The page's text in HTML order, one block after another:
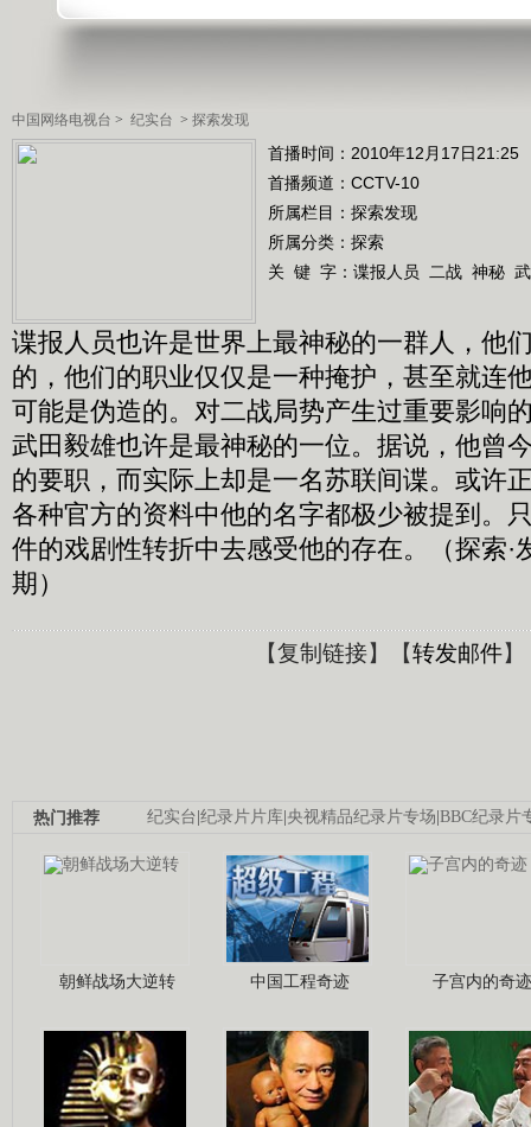
中国网络电视台 > 纪实台 > 探索发现
首播时间：2010年12月17日21:25
首播频道： CCTV-10
所属栏目： 探索发现
所属分类：探索
关 键 字： 谍报人员 二战 神秘
谍报人员也许是世界上最神秘的一群人，他
的，他们的职业仅仅是一种掩护，甚至就连
可能是伪造的。对二战局势产生过重要影响
武田毅雄也许是最神秘的一位。据说，他曾
的要职，而实际上却是一名苏联间谍。或许
各种官方的资料中他的名字都极少被提到。
件的戏剧性转折中去感受他的存在。（探索·
期）
【复制链接】【转发邮件】
纪实台|纪录片片库|央视精品纪录片专场|BBC纪录片
热门推荐
朝鲜战场大逆转 中国工程奇迹 子宫内的奇迹